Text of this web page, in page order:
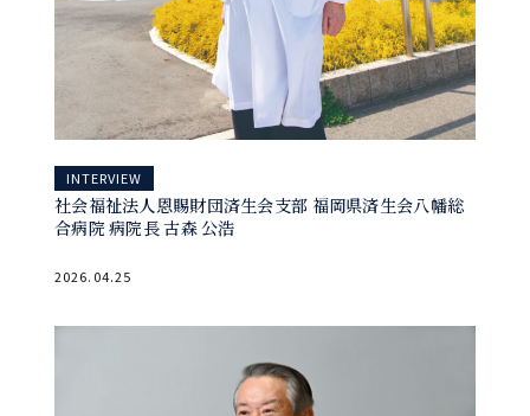
INTERVIEW
社会福祉法人恩賜財団済生会支部 福岡県済生会八幡総
合病院 病院長 古森 公浩
2026.04.25